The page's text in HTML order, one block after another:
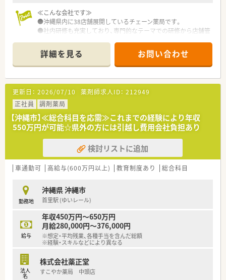
≪こんな会社です≫
●沖縄県内に38店舗展開しているチェーン薬局です。
●社内研修も充実しており、専門的なテーマでの研修から店舗管
●育児休業・介護休業・看護休暇の取得実績もあり、長く安定して
就業できる環境づくりに取り組んでいます。
詳細を見る お問い合わせ
更新日： 2026/07/10 薬剤師求人ID： 212949
正社員
調剤薬局
【沖縄市】≪総合科目を応需≫これまでの経験により年収
550万円が可能☆県外の方には引越し費用会社負担あり
検討リストに追加
車通勤可 高給与(600万円以上) 教育制度あり 総合科目
勤務地
沖縄県 沖縄市
首里駅 (ゆいレール)
給与
年収450万円～650万円
月給280,000円～376,000円
※想定・平均残業、各種手当を含んだ総額
※経験・スキルなどにより異なる
法人
名
株式会社薬正堂
すこやか薬局 中頭店